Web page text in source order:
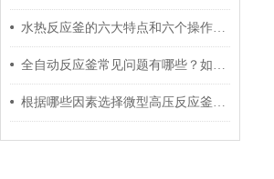
水热反应釜的六大特点和六个操作步骤
全自动反应釜常见问题有哪些？如何快速解决
根据哪些因素选择微型高压反应釜的加热方式呢？